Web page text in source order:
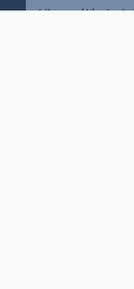
Visszaélés